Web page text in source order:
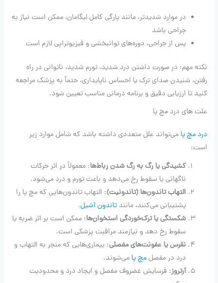
در موارد شدیدتر، مانند پارگی کامل لیگامان، ممکن است نیاز به
جراحی باشد
پس از جراحی، دوره‌های توانبخشی و فیزیوتراپی لازم است
نکته مهم: در صورت داشتن درد شدید، تورم شدید، ناتوانی در راه
رفتن، شنیدن صدای ترک یا احساس ناپایداری، حتماً به پزشک مراجعه
کنید تا ارزیابی دقیق و برنامه درمانی مناسب تعیین شود.
علت های درد مچ پا
درد مچ پا می‌تواند علل متعددی داشته باشد که شامل موارد زیر
است:
کشیدگی یا رگ به رگ شدن رباط‌ها: معمولاً در اثر حركات
ناگهانی یا سقوط رخ می‌دهد و باعث تورم و درد می‌شود.
التهاب تاندون‌ها (تاندونیت): التهاب تاندون‌هایی که مچ پا را
پشتیبانی می‌کنند، مانندتاندون آشیل.
شکستگی یا ترک‌خوردگی استخوان‌ها: ممکن است بر اثر ضربه یا
سقوط رخ دهد و نیازمند مراقبت پزشکی است.
نقرس یا عفونت‌های مفصلی: بیماری‌هایی که منجر به التهاب و
درد در مفصلمچ پا می‌شوند.
آرتروز: فرسایش غضروف مفصل و ایجاد درد و محدودیت